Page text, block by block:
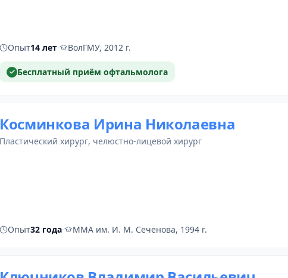
Опыт14 лет· ВолГМУ, 2012 г.
Бесплатный приём офтальмолога
Косминкова Ирина Николаевна
пластический хирург, челюстно-лицевой хирург
Опыт32 года· ММА им. И. М. Сеченова, 1994 г.